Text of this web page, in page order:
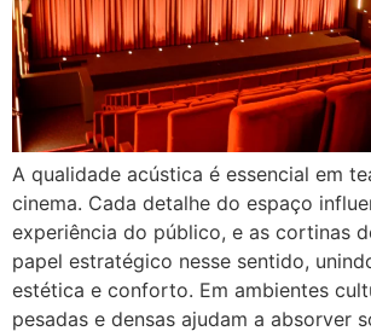
A qualidade acústica é essencial em
cinema. Cada detalhe do espaço
experiência do público, e as cortinas
papel estratégico nesse sentido,
estética e conforto. Em ambientes
pesadas e densas ajudam a absorver